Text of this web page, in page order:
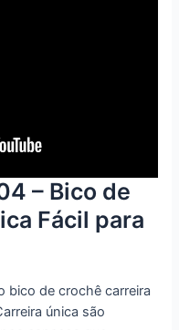
– Bico de
Fácil para
bico de crochê carreira
única são